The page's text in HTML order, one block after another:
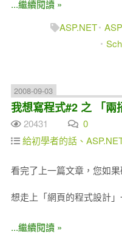
...繼續閱讀 »
ASP.NET ASP
2008-09-03
我想寫程式#2 之 「兩
20431
0
給初學者的話、
看完了上一篇文章，您如果
想走上「網頁的程式設計
...繼續閱讀 »